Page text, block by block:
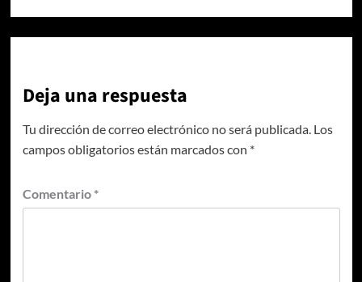
Deja una respuesta
Tu dirección de correo electrónico no será publicada. Los
campos obligatorios están marcados con *
Comentario *